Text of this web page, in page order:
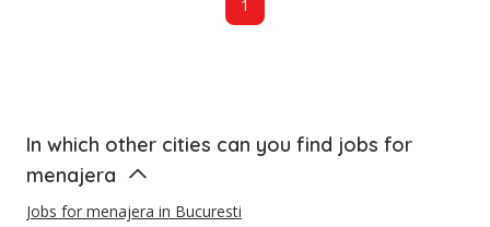
1
In which other cities can you find jobs for
menajera
Jobs for menajera in Bucuresti